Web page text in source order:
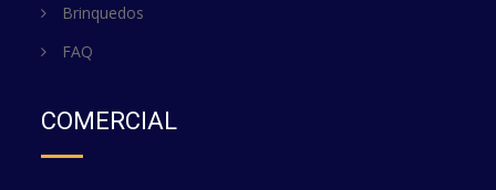
Brinquedos
FAQ
COMERCIAL